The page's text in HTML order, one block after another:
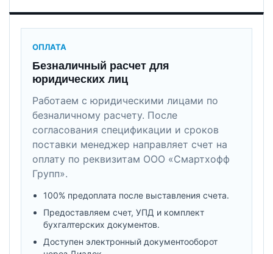
ОПЛАТА
Безналичный расчет для
юридических лиц
Работаем с юридическими лицами по
безналичному расчету. После
согласования спецификации и сроков
поставки менеджер направляет счет на
оплату по реквизитам ООО «Смартхофф
Групп».
100% предоплата после выставления счета.
Предоставляем счет, УПД и комплект
бухгалтерских документов.
Доступен электронный документооборот